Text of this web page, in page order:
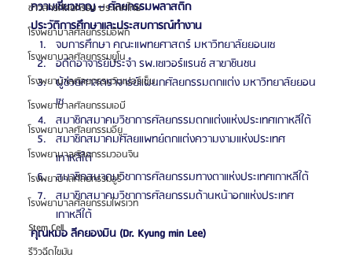
ข่าวสารศัลยกรรม ประเทศไทย
โรงพยาบาลศัลยกรรมอีพิก
โรงพยาบาลศัลยกรรมยูโน
โรงพยาบาลศัลยกรรมวันเปอร์เซ็น
โรงพยาบาลศัลยกรรมเอบี
โรงพยาบาลศัลยกรรมอียู
โรงพยาบาลศัลยกรรมวอนจิน
โรงพยาบาลศัลยกรรมอูรี
โรงพยาบาลศัลยกรรมไพรเวท
Stem Cell
รีวิวฉีดไขมัน
ความเชี่ยวชาญ – ศัลยกรรมพลาสติก
ประวัติการศึกษาและประสบการณ์ทำงาน
จบการศึกษา คณะแพทยศาสตร์ มหาวิทยาลัยยอนเซ
อดีตอาจารย์ประจำ รพ.เซเวอร์แรนซ์ สาขาชินชน
ผู้ช่วยศาสตราจารย์แผนกศัลยกรรมตกแต่ง มหาวิทยาลัยยอน
เซ
สมาชิกสมาคมวิชาการศัลยกรรมตกแต่งแห่งประเทศเกาหลีใต้
สมาชิกสมาคมศัลยแพทย์ตกแต่งความงามแห่งประเทศ
เกาหลีใต้
สมาชิกสมาคมวิชาการศัลยกรรมทางตาแห่งประเทศเกาหลีใต้
สมาชิกสมาคมวิชาการศัลยกรรมด้านหน้าอกแห่งประเทศ
เกาหลีใต้
คุณหมอ ลีคยองมิน (Dr. Kyung min Lee)